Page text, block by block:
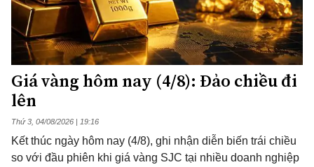
Giá vàng hôm nay (4/8): Đảo chiều đi
lên
Thứ 3, 04/08/2026 | 19:16
Kết thúc ngày hôm nay (4/8), ghi nhận diễn biến trái chiều
so với đầu phiên khi giá vàng SJC tại nhiều doanh nghiệp